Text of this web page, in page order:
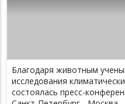
встречаемости и
их питания (тюленей) с
самолета «Стерх-1C» на
весенний период для
Благодаря животным
исследования
состоялась пресс-